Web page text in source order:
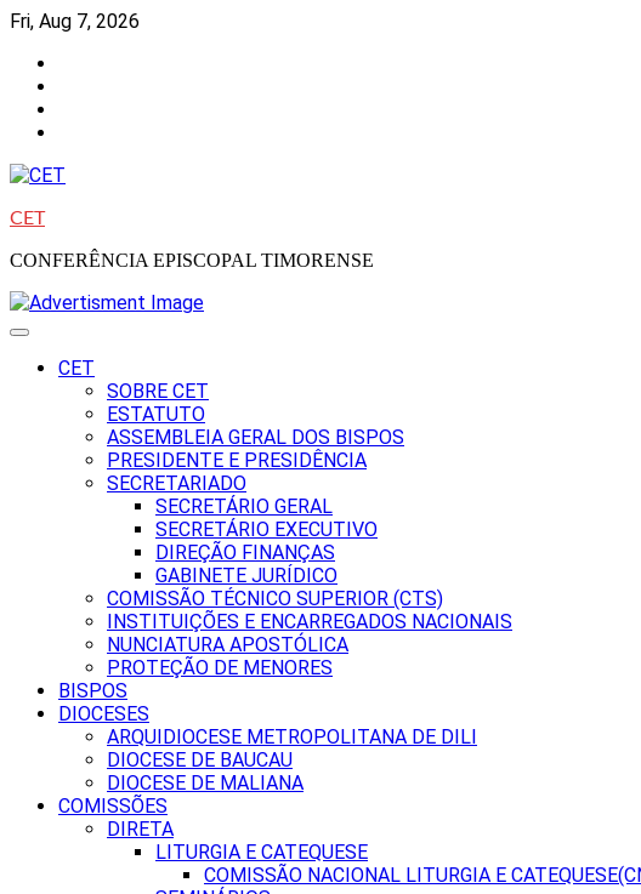
Skip
content
Fri, Aug 7, 2026
CET
CONFERÊNCIA EPISCOPAL TIMORENSE
CET
SOBRE CET
ESTATUTO
ASSEMBLEIA GERAL DOS BISPOS
PRESIDENTE E PRESIDÊNCIA
SECRETARIADO
SECRETÁRIO GERAL
SECRETÁRIO EXECUTIVO
DIREÇÃO FINANÇAS
GABINETE JURÍDICO
COMISSÃO TÉCNICO SUPERIOR (CTS)
INSTITUIÇÕES E ENCARREGADOS NACIONAIS
NUNCIATURA APOSTÓLICA
PROTEÇÃO DE MENORES
BISPOS
DIOCESES
ARQUIDIOCESE METROPOLITANA DE DILI
DIOCESE DE BAUCAU
DIOCESE DE MALIANA
COMISSÕES
DIRETA
LITURGIA E CATEQUESE
COMISSÃO NACIONAL LITURGIA E